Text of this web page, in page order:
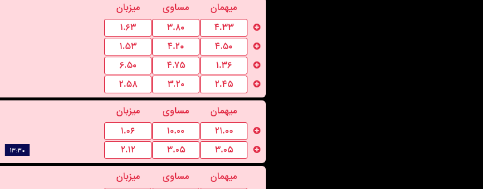
میزبان مساوی
میهمان
۱.۶۳ ۳.۸۰
۴.۳۳
۱.۵۳ ۴.۲۰
۴.۵۰
۶.۵۰ ۴.۷۵
۱.۳۶
۲.۵۸ ۳.۲۰
۲.۴۵
میزبان مساوی
میهمان
۱.۰۶ ۱۰.۰۰
۲۱.۰۰
۱۳:۳۰ ۲.۱۲ ۳.۰۵
۳.۰۵
میزبان مساوی
میهمان